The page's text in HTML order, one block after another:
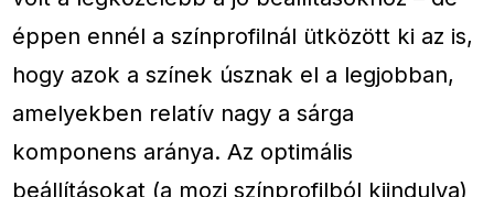
éppen ennél a színprofilnál ütközött ki az is,
hogy azok a színek úsznak el a legjobban,
amelyekben relatív nagy a sárga
komponens aránya. Az optimális
beállításokat (a mozi színprofilból kiindulva)